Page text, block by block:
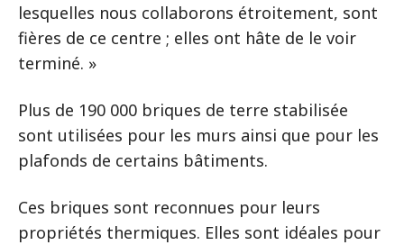
lesquelles nous collaborons étroitement, sont
fières de ce centre ; elles ont hâte de le voir
terminé. »
Plus de 190 000 briques de terre stabilisée
sont utilisées pour les murs ainsi que pour les
plafonds de certains bâtiments.
Ces briques sont reconnues pour leurs
propriétés thermiques. Elles sont idéales pour